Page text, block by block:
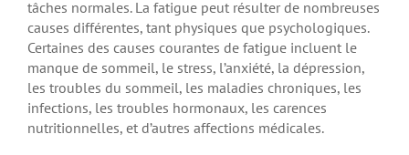
tâches normales. La fatigue peut résulter de nombreuses
causes différentes, tant physiques que psychologiques.
Certaines des causes courantes de fatigue incluent le
manque de sommeil, le stress, l’anxiété, la dépression,
les troubles du sommeil, les maladies chroniques, les
infections, les troubles hormonaux, les carences
nutritionnelles, et d’autres affections médicales.